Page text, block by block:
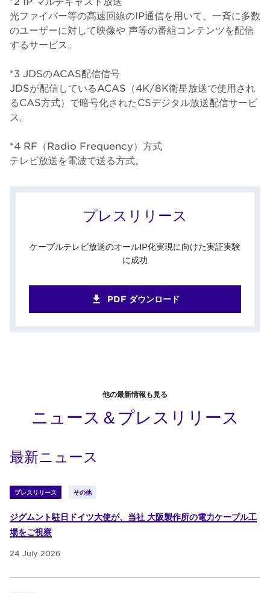
光ファイバー等の高速回線のIP通信を用いて、一斉に多数
のユーザーに対して映像や 声等の番組コンテンツを配信
するサービス。
*3 JDSのACAS配信信号
JDSが配信しているACAS（4K/8K衛星放送で使用され
るCAS方式）で暗号化されたCSデジタル放送配信サービ
ス。
*4 RF（Radio Frequency）方式
テレビ放送を電波で送る方式。
プレスリリース
ケーブルテレビ放送のオールIP化実現に向けた実証実験
に成功
PDF ダウンロード
他の最新情報も見る
ニュース＆プレスリリース
最新ニュース
プレスリリース その他
ジグムント駐日ドイツ大使が、当社 大阪製作所の電力ケーブル工
場をご視察
24 July 2026